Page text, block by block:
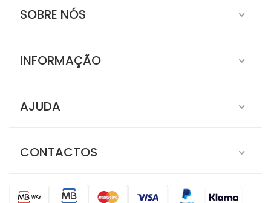
SOBRE NÓS
INFORMAÇÃO
AJUDA
CONTACTOS